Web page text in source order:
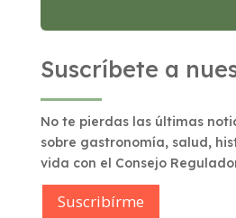
Suscríbete a
No te pierdas las últimas
sobre gastronomía, salud,
vida con el Consejo
Suscribírme